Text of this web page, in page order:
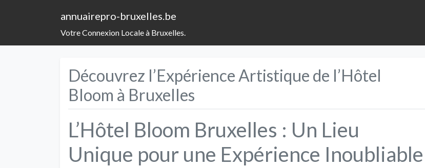
annuairepro-bruxelles.be
Votre Connexion Locale à Bruxelles.
Découvrez l’Expérience Artistique de l’Hôtel
Bloom à Bruxelles
L’Hôtel Bloom Bruxelles : Un Lieu
Unique pour une Expérience Inoubliable